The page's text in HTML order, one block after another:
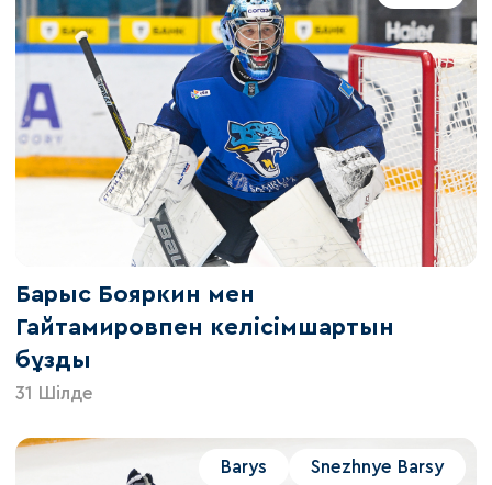
Барыс Бояркин мен
Гайтамировпен келісімшартын
бұзды
31 Шілде
Barys Snezhnye Barsy